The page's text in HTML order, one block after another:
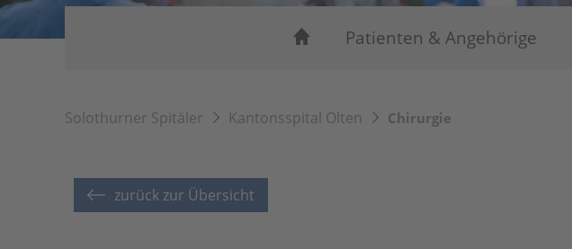
Patienten & Angehörige
Solothurner Spitäler Kantonsspital Olten Chirurgie
zurück zur Übersicht